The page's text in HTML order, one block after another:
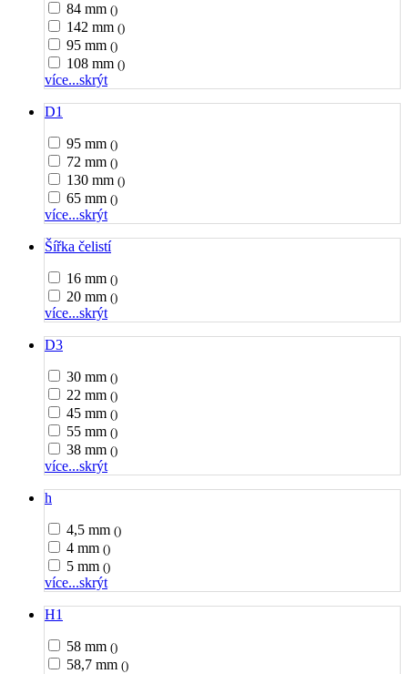
84 mm ()
142 mm ()
95 mm ()
108 mm ()
více...skrýt
D1
95 mm ()
72 mm ()
130 mm ()
65 mm ()
více...skrýt
Šířka čelistí
16 mm ()
20 mm ()
více...skrýt
D3
30 mm ()
22 mm ()
45 mm ()
55 mm ()
38 mm ()
více...skrýt
h
4,5 mm ()
4 mm ()
5 mm ()
více...skrýt
H1
58 mm ()
58,7 mm ()